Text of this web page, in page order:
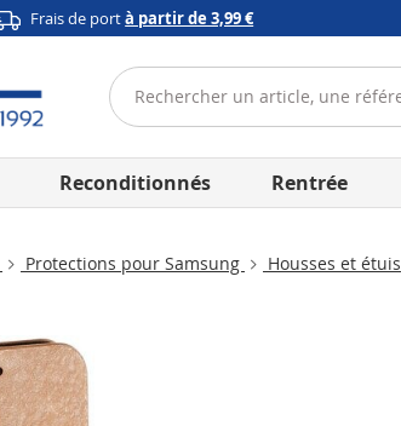
Frais de portà partir de 3,99 €
Reconditionnés Rentrée
Protections pour Samsung Housses et étuis